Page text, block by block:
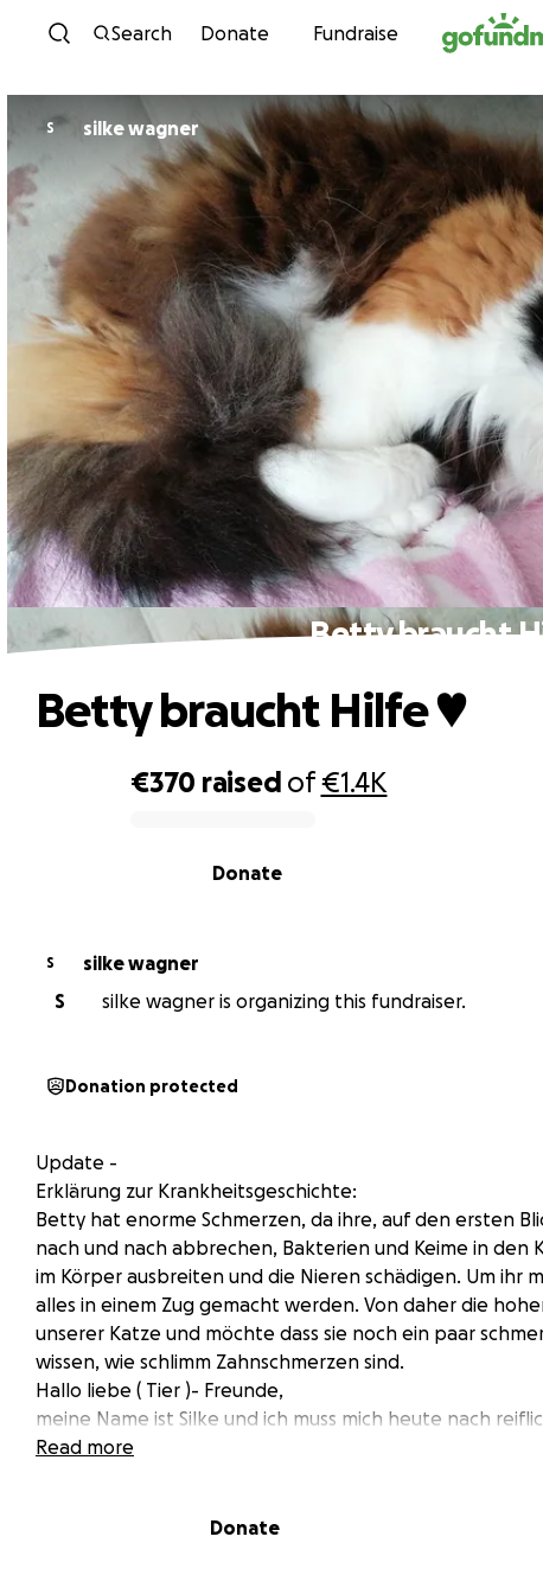
Skip to content
Search Donate Fundraise
S silke wagner
Betty braucht
€370 raised of€1.4K
Donate
Betty braucht Hilfe ♥️
S
silke wagner
S
silke wagner is organizing this fundraiser.
Donation protected
Update -
Erklärung zur Krankheitsgeschichte:
Betty hat enorme Schmerzen, da ihre, auf den ersten
nach und nach abbrechen, Bakterien und Keime in den
im Körper ausbreiten und die Nieren schädigen. Um ihr
alles in einem Zug gemacht werden. Von daher die
unserer Katze und möchte dass sie noch ein paar
wissen, wie schlimm Zahnschmerzen sind.
Hallo liebe ( Tier )- Freunde,
meine Name ist Silke und ich muss mich heute nach
und großer Überwindung an euch wenden.
Pflegedienst und meine Tochter befindet sich noch in
Read more
Donate